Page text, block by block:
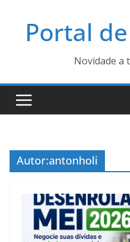
Portal
Novidade a
Autor:antonholi